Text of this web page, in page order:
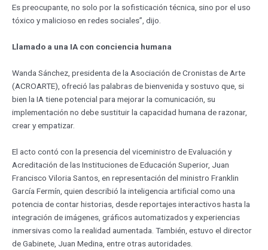
Es preocupante, no solo por la sofisticación técnica, sino por el uso
tóxico y malicioso en redes sociales”, dijo.
Llamado a una IA con conciencia humana
Wanda Sánchez, presidenta de la Asociación de Cronistas de Arte
(ACROARTE), ofreció las palabras de bienvenida y sostuvo que, si
bien la IA tiene potencial para mejorar la comunicación, su
implementación no debe sustituir la capacidad humana de razonar,
crear y empatizar.
El acto contó con la presencia del viceministro de Evaluación y
Acreditación de las Instituciones de Educación Superior, Juan
Francisco Viloria Santos, en representación del ministro Franklin
García Fermín, quien describió la inteligencia artificial como una
potencia de contar historias, desde reportajes interactivos hasta la
integración de imágenes, gráficos automatizados y experiencias
inmersivas como la realidad aumentada. También, estuvo el director
de Gabinete, Juan Medina, entre otras autoridades.